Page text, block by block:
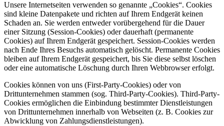
Unsere Internetseiten verwenden so genannte „Cookies“. Cookies
sind kleine Datenpakete und richten auf Ihrem Endgerät keinen
Schaden an. Sie werden entweder vorübergehend für die Dauer
einer Sitzung (Session-Cookies) oder dauerhaft (permanente
Cookies) auf Ihrem Endgerät gespeichert. Session-Cookies werden
nach Ende Ihres Besuchs automatisch gelöscht. Permanente Cookies
bleiben auf Ihrem Endgerät gespeichert, bis Sie diese selbst löschen
oder eine automatische Löschung durch Ihren Webbrowser erfolgt.
Cookies können von uns (First-Party-Cookies) oder von
Drittunternehmen stammen (sog. Third-Party-Cookies). Third-Party-
Cookies ermöglichen die Einbindung bestimmter Dienstleistungen
von Drittunternehmen innerhalb von Webseiten (z. B. Cookies zur
Abwicklung von Zahlungsdienstleistungen).